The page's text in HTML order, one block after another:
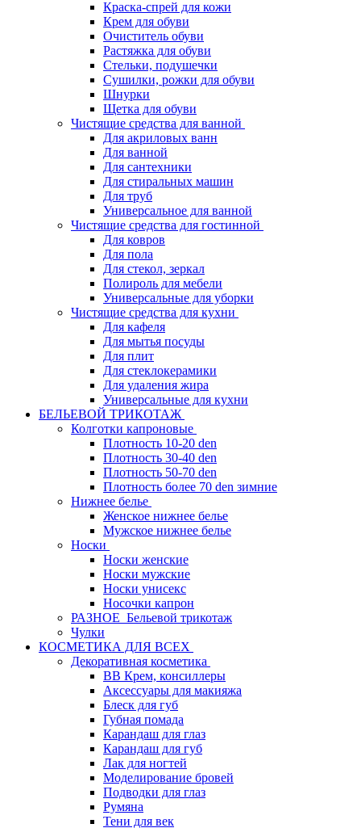
Краска-спрей для кожи
Крем для обуви
Очиститель обуви
Растяжка для обуви
Стельки, подушечки
Сушилки, рожки для обуви
Шнурки
Щетка для обуви
Чистящие средства для ванной
Для акриловых ванн
Для ванной
Для сантехники
Для стиральных машин
Для труб
Универсальное для ванной
Чистящие средства для гостинной
Для ковров
Для пола
Для стекол, зеркал
Полироль для мебели
Универсальные для уборки
Чистящие средства для кухни
Для кафеля
Для мытья посуды
Для плит
Для стеклокерамики
Для удаления жира
Универсальные для кухни
БЕЛЬЕВОЙ ТРИКОТАЖ
Колготки капроновые
Плотность 10-20 den
Плотность 30-40 den
Плотность 50-70 den
Плотность более 70 den зимние
Нижнее белье
Женское нижнее белье
Мужское нижнее белье
Носки
Носки женские
Носки мужские
Носки унисекс
Носочки капрон
РАЗНОЕ_Бельевой трикотаж
Чулки
КОСМЕТИКА ДЛЯ ВСЕХ
Декоративная косметика
BB Крем, консиллеры
Аксессуары для макияжа
Блеск для губ
Губная помада
Карандаш для глаз
Карандаш для губ
Лак для ногтей
Моделирование бровей
Подводки для глаз
Румяна
Тени для век